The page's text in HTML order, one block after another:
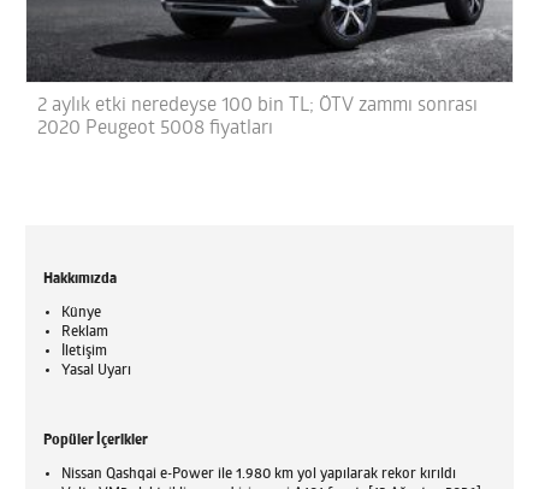
2 aylık etki neredeyse 100 bin TL; ÖTV zammı sonrası
2020 Peugeot 5008 fiyatları
Hakkımızda
Künye
Reklam
İletişim
Yasal Uyarı
Popüler İçerikler
Nissan Qashqai e-Power ile 1.980 km yol yapılarak rekor kırıldı